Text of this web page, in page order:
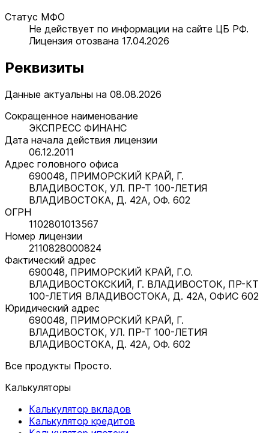
Статус МФО
Не действует по информации на сайте ЦБ РФ.
Лицензия отозвана 17.04.2026
Реквизиты
Данные актуальны на 08.08.2026
Сокращенное наименование
ЭКСПРЕСС ФИНАНС
Дата начала действия лицензии
06.12.2011
Адрес головного офиса
690048, ПРИМОРСКИЙ КРАЙ, Г.
ВЛАДИВОСТОК, УЛ. ПР-Т 100-ЛЕТИЯ
ВЛАДИВОСТОКА, Д. 42А, ОФ. 602
ОГРН
1102801013567
Номер лицензии
2110828000824
Фактический адрес
690048, ПРИМОРСКИЙ КРАЙ, Г.О.
ВЛАДИВОСТОКСКИЙ, Г. ВЛАДИВОСТОК, ПР-КТ
100-ЛЕТИЯ ВЛАДИВОСТОКА, Д. 42А, ОФИС 602
Юридический адрес
690048, ПРИМОРСКИЙ КРАЙ, Г.
ВЛАДИВОСТОК, УЛ. ПР-Т 100-ЛЕТИЯ
ВЛАДИВОСТОКА, Д. 42А, ОФ. 602
Все продукты Просто.
Калькуляторы
Калькулятор вкладов
Калькулятор кредитов